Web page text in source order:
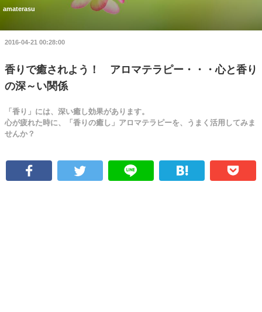
amaterasu
2016-04-21 00:28:00
香りで癒されよう！ アロマテラピー・・・心と香り
の深～い関係
「香り」には、深い癒し効果があります。
心が疲れた時に、「香りの癒し」アロマテラピーを、うまく活用してみま
せんか？